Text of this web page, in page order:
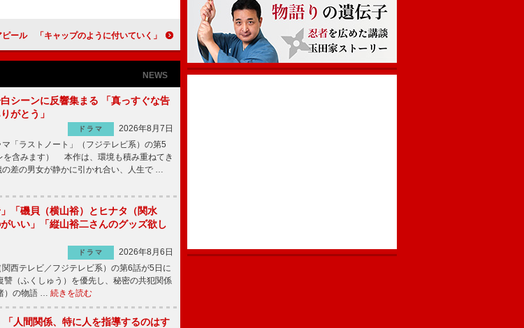
ん、コンビ継続をアピール 「キャップのように付いていく」
NEWS
シーンに反響集まる 「真っすぐな告
がとう」
ドラマ
2026年8月7日
「ラストノート」（フジテレビ系）の第5
を含みます） 本作は、環境も積み重ねてき
差の男女が静かに引かれ合い、人生で …
「磯貝（横山裕）とヒナタ（関水
いい」「縦山裕二さんのグッズ欲し
ドラマ
2026年8月6日
西テレビ／フジテレビ系）の第6話が5日に
（ふくしゅう）を優先し、秘密の共犯関係
）の物語 … 続きを読む
「人間関係、特に人を指導するのはす